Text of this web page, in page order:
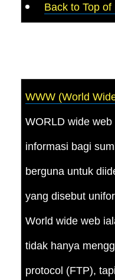
Back to Top of
WWW (World
WORLD wide
informasi bagi
berguna untuk
yang disebut
World wide web
tidak hanya
protocol (FTP),